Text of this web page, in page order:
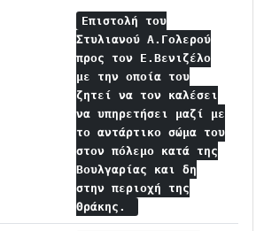
Επιστολή του
Στυλιανού Α.Γολερού
προς τον Ε.Βενιζέλο
με την οποία του
ζητεί να τον καλέσει
να υπηρετήσει μαζί με
το αντάρτικο σώμα του
στον πόλεμο κατά της
Βουλγαρίας και δη
στην περιοχή της
Θράκης.